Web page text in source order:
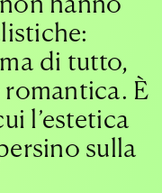
di tutto,
È
l’estetica
sulla